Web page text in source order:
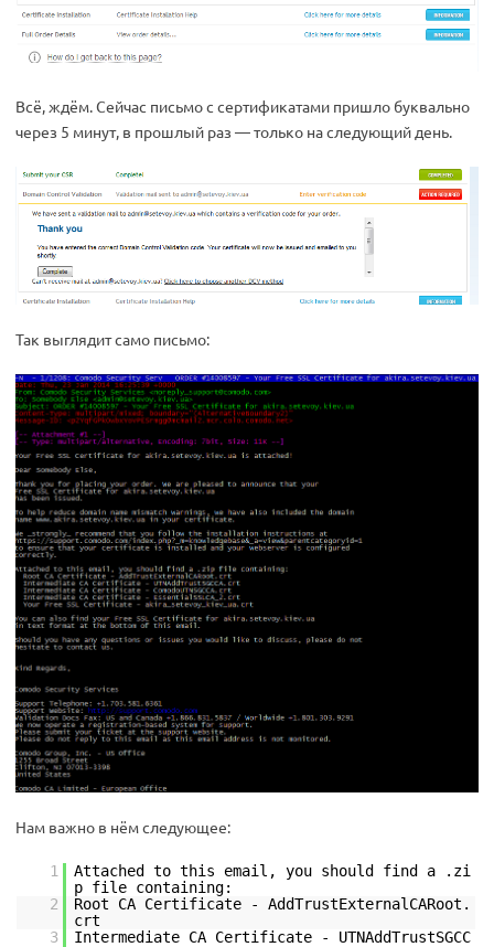
Всё, ждём. Сейчас письмо с сертификатами пришло буквально
через 5 минут, в прошлый раз — только на следующий день.
Так выглядит само письмо:
Нам важно в нём следующее:
1
Attached to this email, you should find a .zi
p file containing:
2
Root CA Certificate - AddTrustExternalCARoot.
crt
3
Intermediate CA Certificate - UTNAddTrustSGCC